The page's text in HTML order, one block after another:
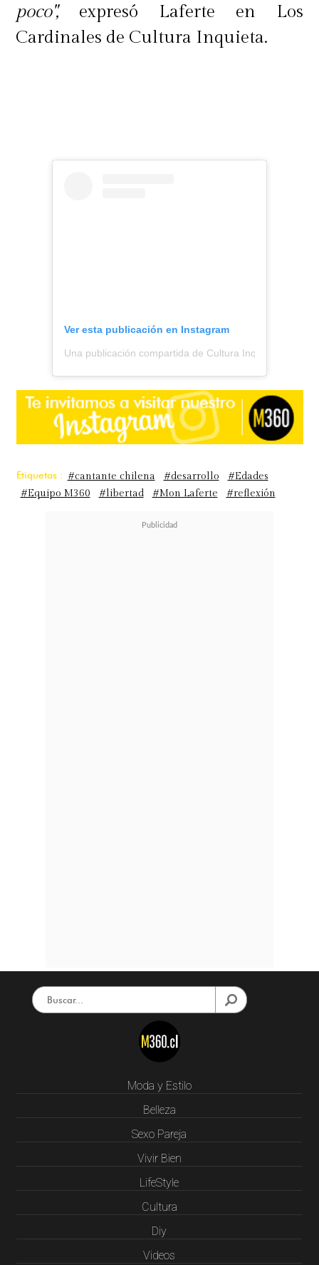
poco",expresó Laferte en Los
Cardinales de Cultura Inquieta.
Ver esta publicación en Instagram
Una publicación compartida de Cultura Inquieta
Etiquetas : #cantante chilena #desarrollo
#Edades
#Equipo M360
#libertad #Mon Laferte #reflexión
Moda y Estilo
Belleza
Sexo Pareja
Vivir Bien
LifeStyle
Cultura
Diy
Videos